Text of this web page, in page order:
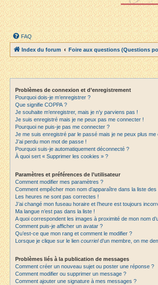
FAQ
Index du forum Foire aux questions (Questions
Problèmes de connexion et d’enregistrement
Pourquoi dois-je m’enregistrer ?
Que signifie COPPA ?
Je souhaite m’enregistrer, mais je n’y parviens pas !
Je suis enregistré mais je ne peux pas me connecter !
Pourquoi ne puis-je pas me connecter ?
Je me suis enregistré par le passé mais je ne peux plus me
J’ai perdu mon mot de passe !
Pourquoi suis-je automatiquement déconnecté ?
À quoi sert « Supprimer les cookies » ?
Paramètres et préférences de l’utilisateur
Comment modifier mes paramètres ?
Comment empêcher mon nom d’apparaître dans la liste
Les heures ne sont pas correctes !
J’ai changé mon fuseau horaire et l’heure est toujours
Ma langue n’est pas dans la liste !
A quoi correspondent les images à proximité de mon nom
Comment puis-je afficher un avatar ?
Qu’est-ce que mon rang et comment le modifier ?
Lorsque je clique sur le lien courrield’un membre, on me
Problèmes liés à la publication de messages
Comment créer un nouveau sujet ou poster une réponse ?
Comment modifier ou supprimer un message ?
Comment ajouter une signature à mes messages ?